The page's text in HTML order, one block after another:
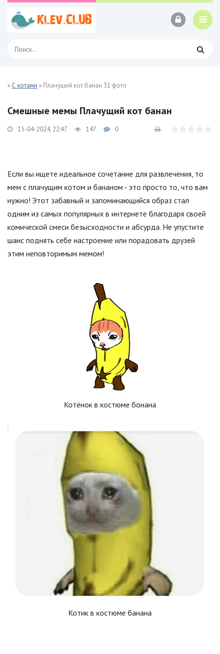
» С котами » Плачущий кот банан 31 фото
Смешные мемы Плачущий кот банан
15-04-2024, 22:47 147 0
Если вы ищете идеальное сочетание для развлечения, то
мем с плачущим котом и бананом - это просто то, что вам
нужно! Этот забавный и запоминающийся образ стал
одним из самых популярных в интернете благодаря своей
комической смеси безысходности и абсурда. Не упустите
шанс поднять себе настроение или порадовать друзей
этим неповторимым мемом!
Котёнок в костюме бонана
Котик в костюме банана